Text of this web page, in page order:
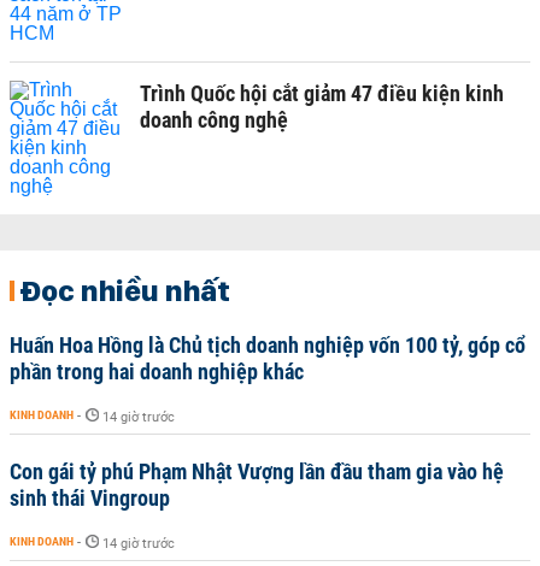
Trình Quốc hội cắt giảm 47 điều kiện kinh
doanh công nghệ
Đọc nhiều nhất
Huấn Hoa Hồng là Chủ tịch doanh nghiệp vốn 100 tỷ, góp cổ
phần trong hai doanh nghiệp khác
KINH DOANH - 14 giờ trước
Con gái tỷ phú Phạm Nhật Vượng lần đầu tham gia vào hệ
sinh thái Vingroup
KINH DOANH - 14 giờ trước